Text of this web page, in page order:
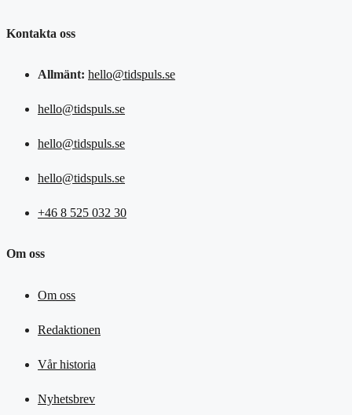
Kontakta oss
Allmänt: hello@tidspuls.se
hello@tidspuls.se
hello@tidspuls.se
hello@tidspuls.se
+46 8 525 032 30
Om oss
Om oss
Redaktionen
Vår historia
Nyhetsbrev